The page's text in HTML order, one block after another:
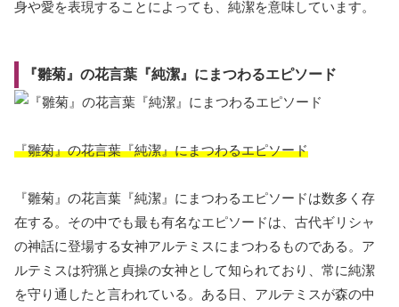
身や愛を表現することによっても、純潔を意味しています。
『雛菊』の花言葉『純潔』にまつわるエピソード
『雛菊』の花言葉『純潔』にまつわるエピソード
『雛菊』の花言葉『純潔』にまつわるエピソードは数多く存
在する。その中でも最も有名なエピソードは、古代ギリシャ
の神話に登場する女神アルテミスにまつわるものである。ア
ルテミスは狩猟と貞操の女神として知られており、常に純潔
を守り通したと言われている。ある日、アルテミスが森の中